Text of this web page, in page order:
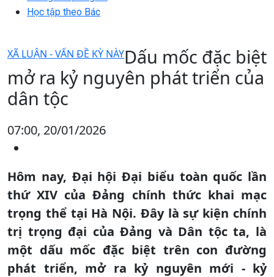
Học tập theo Bác
XÃ LUẬN - VẤN ĐỀ KỲ NÀYDấu mốc đặc biệt
mở ra kỷ nguyên phát triển của
dân tộc
07:00, 20/01/2026
Hôm nay, Đại hội Đại biểu toàn quốc lần
thứ XIV của Đảng chính thức khai mạc
trọng thể tại Hà Nội. Đây là sự kiện chính
trị trọng đại của Đảng và Dân tộc ta, là
một dấu mốc đặc biệt trên con đường
phát triển, mở ra kỷ nguyên mới - kỷ